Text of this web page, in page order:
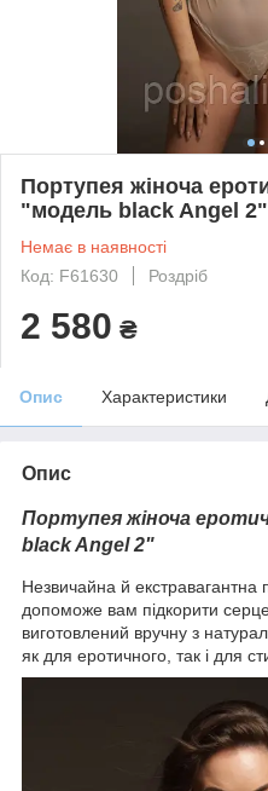
Портупея жіноча
"модель black Angel 2"
Немає в наявності
Код: F61630
Роздріб
2 580 ₴
Опис Характеристики
Опис
Портупея жіноча
black Angel 2"
Незвичайна й екстравагантна
допоможе вам підкорити
виготовлений вручну з
як для еротичного, так і для